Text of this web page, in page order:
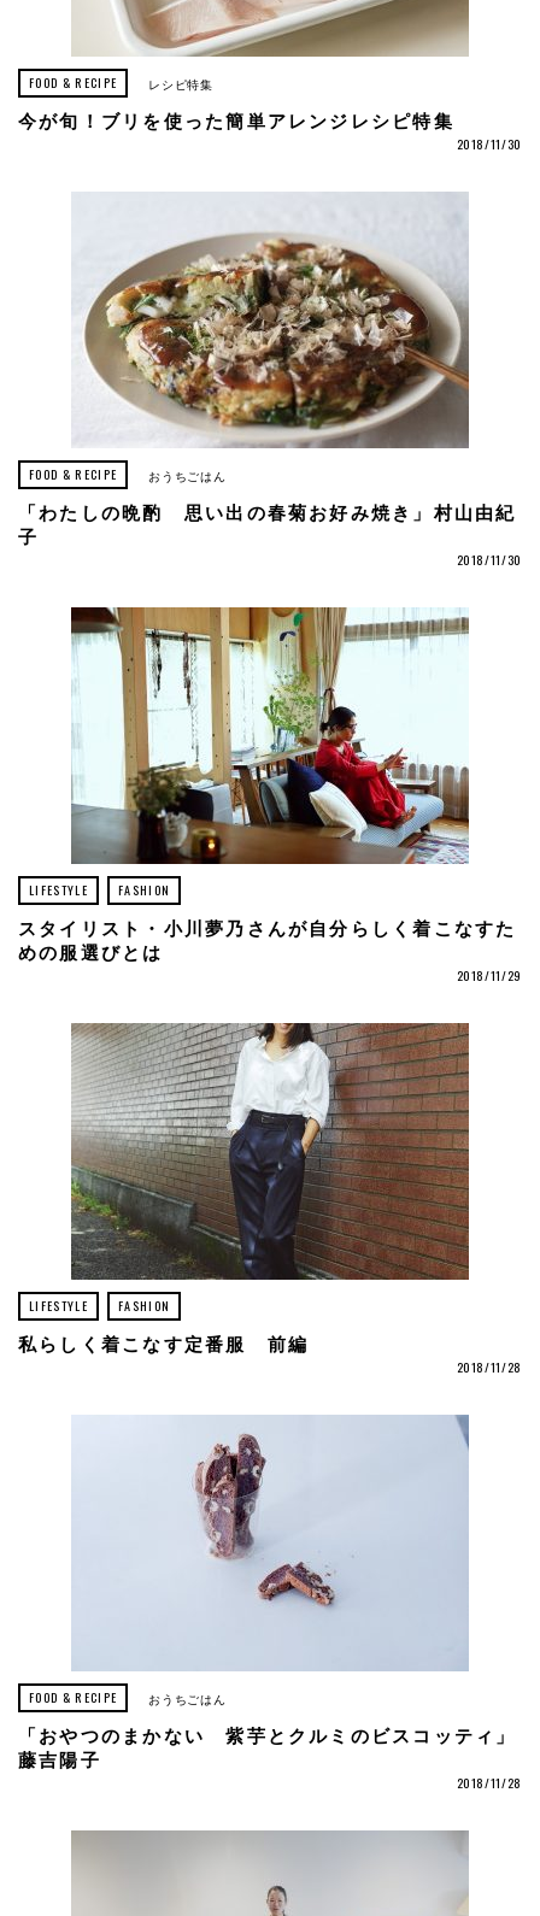
FOOD & RECIPE レシピ特集
今が旬！ブリを使った簡単アレンジレシピ特集
2018/11/30
FOOD & RECIPE おうちごはん
「わたしの晩酌 思い出の春菊お好み焼き」村山由紀
子
2018/11/30
LIFESTYLE FASHION
スタイリスト・小川夢乃さんが自分らしく着こなすた
めの服選びとは
2018/11/29
LIFESTYLE FASHION
私らしく着こなす定番服 前編
2018/11/28
FOOD & RECIPE おうちごはん
「おやつのまかない 紫芋とクルミのビスコッティ」
藤吉陽子
2018/11/28